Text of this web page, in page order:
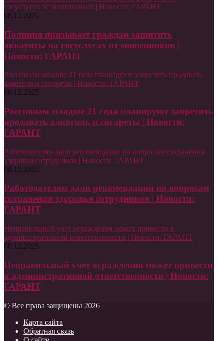
госуслугах от мошенников | Новости: ГАРАНТ
08.12.2025
Полиция призывает граждан защитить
аккаунты на госуслугах от мошенников |
Новости: ГАРАНТ
Россиянам младше 21 года планируют запретить продавать
алкоголь и сигареты | Новости: ГАРАНТ
08.12.2025
Россиянам младше 21 года планируют запретить
продавать алкоголь и сигареты | Новости:
ГАРАНТ
Работодателям дали рекомендации по вопросам сохранения
здоровья сотрудников | Новости: ГАРАНТ
08.12.2025
Работодателям дали рекомендации по вопросам
сохранения здоровья сотрудников | Новости:
ГАРАНТ
Неправильный учет ограждения может привести к
административной ответственности | Новости: ГАРАНТ
08.12.2025
Неправильный учет ограждения может привести
к административной ответственности | Новости:
ГАРАНТ
© Все права защищены 2026
Карта сайта
Обратная связь